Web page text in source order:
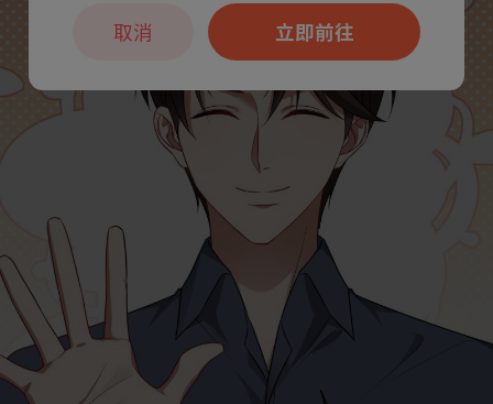
立即前往
取消